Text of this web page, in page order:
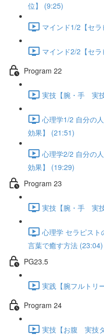
位】 (9:25)
マインド1/2【セ
マインド2/2【セ
Program 22
実技【腕・手 実
心理学1/2 自分の
効果】 (21:51)
心理学2/2 自分の
効果】 (19:29)
Program 23
実技【腕・手 実
心理学 セラピスト
言葉で癒す方法 (23:04)
PG23.5
実践【腕フルトリ
Program 24
実技【お腹 実技